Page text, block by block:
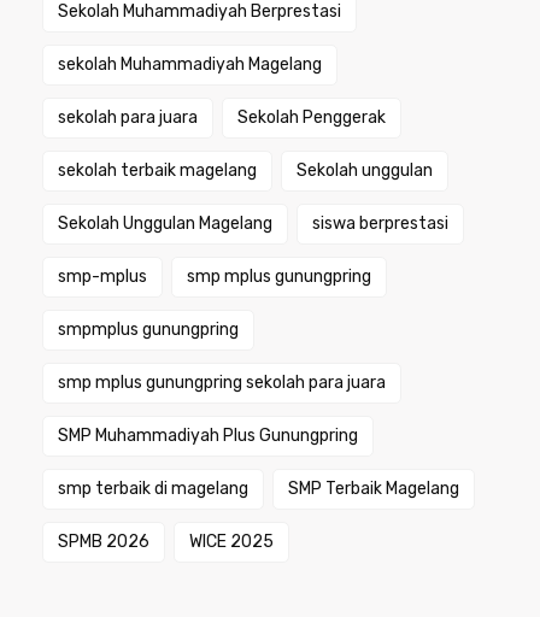
Sekolah Muhammadiyah Berprestasi
sekolah Muhammadiyah Magelang
sekolah para juara Sekolah Penggerak
sekolah terbaik magelang Sekolah unggulan
Sekolah Unggulan Magelang siswa berprestasi
smp-mplus smp mplus gunungpring
smpmplus gunungpring
smp mplus gunungpring sekolah para juara
SMP Muhammadiyah Plus Gunungpring
smp terbaik di magelang SMP Terbaik Magelang
SPMB 2026 WICE 2025